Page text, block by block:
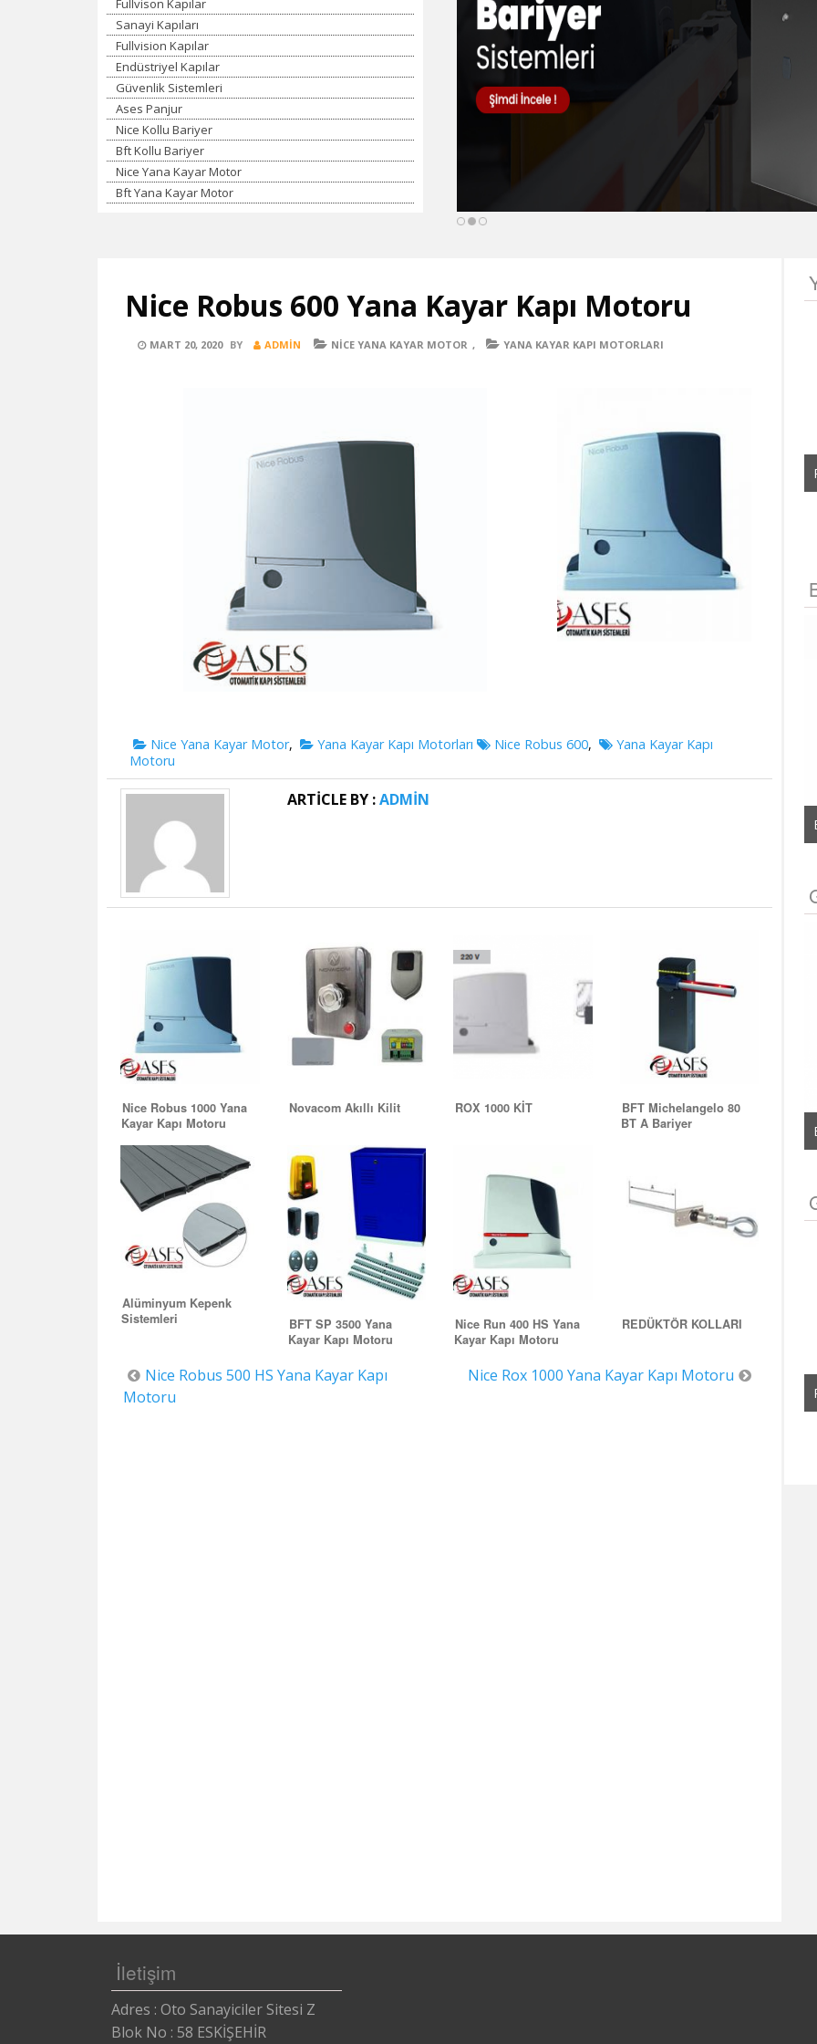
Fullvison Kapılar
Sanayi Kapıları
Fullvision Kapılar
Endüstriyel Kapılar
Güvenlik Sistemleri
Ases Panjur
Nice Kollu Bariyer
Bft Kollu Bariyer
Nice Yana Kayar Motor
Bft Yana Kayar Motor
Nice Robus 600 Yana Kayar Kapı Motoru
POSTED
MART 20, 2020 BY ADMIN CATEGORIES
NICE YANA KAYAR MOTOR , YANA KAYAR KAPI MOTORLARI
Categories
Nice Yana Kayar Motor, Yana Kayar Kapı Motorları TagsNice Robus 600,
Yana Kayar Kapı
Motoru
ARTICLE BY :ADMIN
Nice Robus 1000 Yana
Kayar Kapı Motoru
Novacom Akıllı Kilit ROX 1000 KİT
BFT Michelangelo 80
BT A Bariyer
Alüminyum Kepenk
Sistemleri
BFT SP 3500 Yana
Kayar Kapı Motoru
Nice Run 400 HS Yana
Kayar Kapı Motoru
REDÜKTÖR KOLLARI
Yazı
Nice Robus 500 HS Yana Kayar Kapı
Motoru
Nice Rox 1000 Yana Kayar Kapı Motoru
Hızlı Yana Kayar Kapı Motoru
Nice M 7 Bar Bariyer ESKİŞEHİR
Rfid Elektronik Şifreli Kartlı Kapı Açma Kilidi
Eskişehir Otomatik Kapı , Otomatik Kapı Eskişehir
İletişim
Adres : Oto Sanayiciler Sitesi Z
Blok No : 58 ESKİŞEHİR